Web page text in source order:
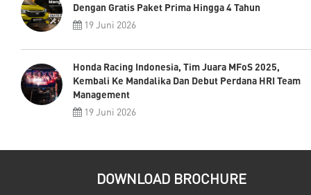
Dengan Gratis Paket Prima Hingga 4 Tahun
19 Juni 2026
Honda Racing Indonesia, Tim Juara MFoS 2025,
Kembali Ke Mandalika Dan Debut Perdana HRI Team
Management
19 Juni 2026
DOWNLOAD BROCHURE